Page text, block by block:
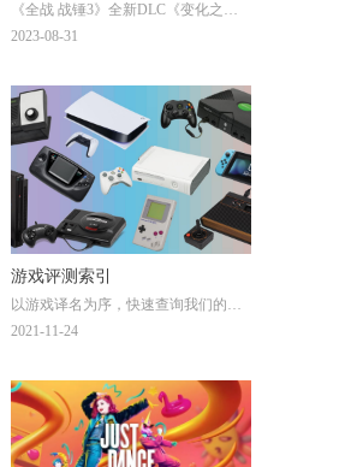
《全战 战锤3》DLC《变化之
《全战 战锤3》全新DLC《变化之
影》即将正式推出，我们也有幸受
它此次又给我们带来了哪些惊喜呢？
2023-08-31
游戏评测索引
以游戏译名为序，快速查询我们的全
部游戏评测。
2021-11-24